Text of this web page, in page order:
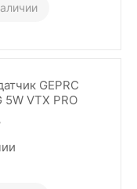
GEPRC
5W VTX PRO